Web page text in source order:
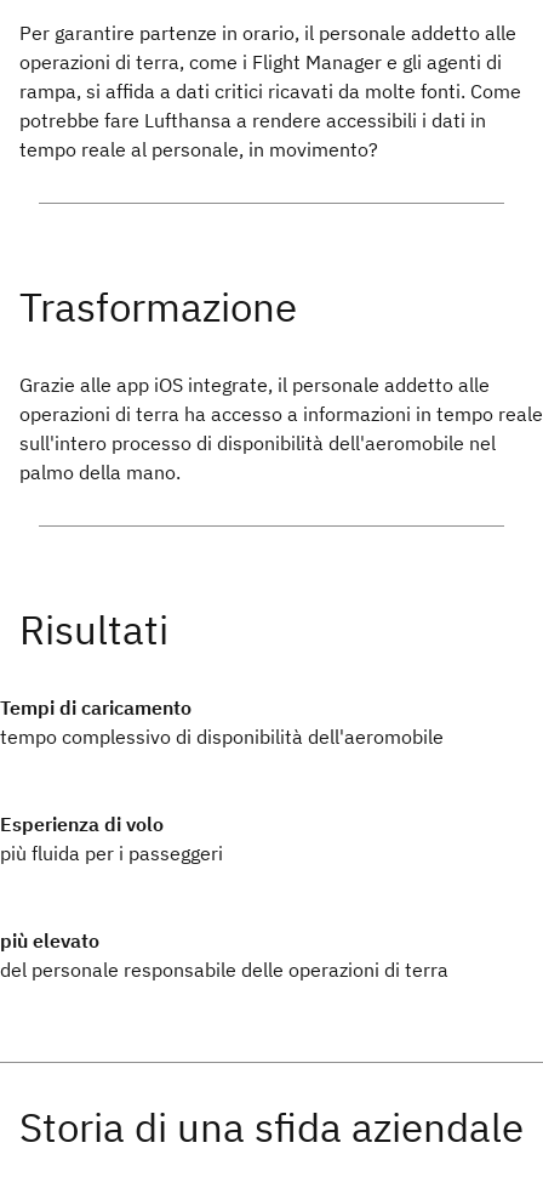
Per garantire partenze in orario, il personale addetto alle
operazioni di terra, come i Flight Manager e gli agenti di
rampa, si affida a dati critici ricavati da molte fonti. Come
potrebbe fare Lufthansa a rendere accessibili i dati in
tempo reale al personale, in movimento?
Grazie alle app iOS integrate, il personale addetto alle
operazioni di terra ha accesso a informazioni in tempo reale
sull'intero processo di disponibilità dell'aeromobile nel
palmo della mano.
Tempi di caricamento
tempo complessivo di disponibilità dell'aeromobile
Esperienza di volo
più fluida per i passeggeri
più elevato
del personale responsabile delle operazioni di terra